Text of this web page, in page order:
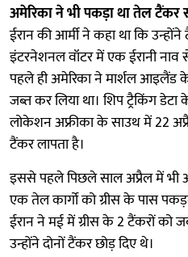
अमेरिका ने भी पकड़ा था तेल टैंकर
ईरान की आर्मी ने कहा था कि
इंटरनेशनल वॉटर में एक ईरानी
पहले ही अमेरिका ने मार्शल
जब्त कर लिया था। शिप ट्रैकिंग
लोकेशन अफ्रीका के साउथ में 22
टैंकर लापता है।
इससे पहले पिछले साल अप्रैल में भी
एक तेल कार्गो को ग्रीस के पास
ईरान ने मई में ग्रीस के 2 टैंकरों को
उन्होंने दोनों टैंकर छोड़ दिए थे।